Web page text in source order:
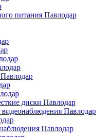
питания Павлодар
диски Павлодар
Павлодар
Павлодар